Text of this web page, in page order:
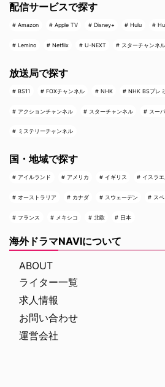
配信サービスで探す
Amazon Apple TV Disney+ Hulu
Lemino Netflix U-NEXT スターチャンネ
放送局で探す
BS11 FOXチャンネル NHK NHK BSプレ
アクションチャンネル スターチャンネル スー
ミステリーチャンネル
国・地域で探す
アイルランド アメリカ イギリス イスラ
オーストラリア カナダ スウェーデン ス
フランス メキシコ 北欧 日本
海外ドラマNAVIについて
ABOUT
ライター一覧
求人情報
お問い合わせ
運営会社